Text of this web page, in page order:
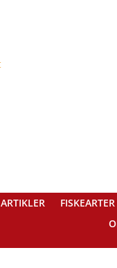
ARTIKLER FISKEARTER